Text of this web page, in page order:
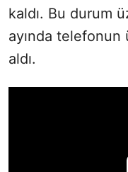
kaldı. Bu durum
ayında telefonun
aldı.